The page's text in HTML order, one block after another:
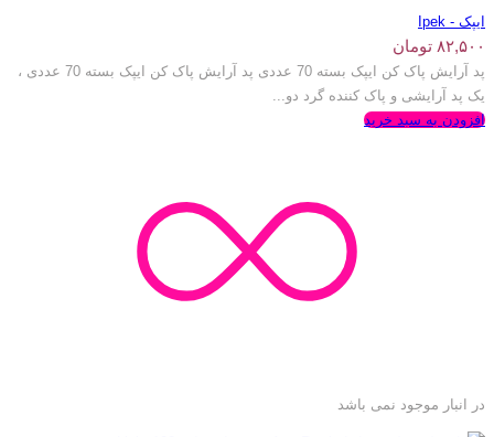
ایپک - Ipek
۸۲,۵۰۰ تومان
پد آرایش پاک کن ایپک بسته 70 عددی پد آرایش پاک کن ایپک بسته 70 عددی ،
یک پد آرایشی و پاک کننده گرد دو...
افزودن به سبد خرید
در انبار موجود نمی باشد